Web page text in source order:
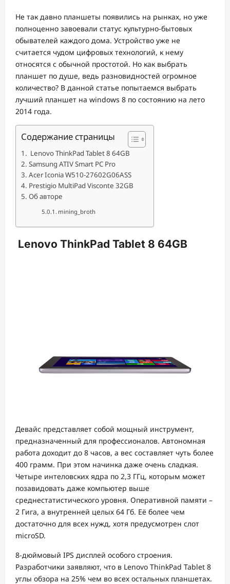
Не так давно планшеты появились на рынках, но уже
полноценно завоевали статус культурно-бытовых
обывателей каждого дома. Устройство уже не
считается чудом цифровых технологий, к нему
относятся с обычной простотой. Но как выбрать
планшет по душе, ведь разновидностей огромное
количество? В данной статье попытаемся выбрать
лучший планшет на windows 8 по состоянию на лето
2014 года.
Содержание страницы
Lenovo ThinkPad Tablet 8 64GB
Samsung ATIV Smart PC Pro
Acer Iconia W510-27602G06ASS
Prestigio MultiPad Visconte 32GB
Об авторе
mining_broth
Lenovo ThinkPad Tablet 8 64GB
Девайс представляет собой мощный инструмент,
предназначенный для профессионалов. Автономная
работа доходит до 8 часов, а вес составляет чуть более
400 грамм. При этом начинка даже очень сладкая.
Четыре интеловских ядра по 2,3 ГГц, которым может
позавидовать даже компьютер выше
среднестатистического уровня. Оперативной памяти –
2 Гига, а внутренней целых 64 Гб. Её более чем
достаточно для всех нужд, хотя предусмотрен слот
microSD.
8-дюймовый IPS дисплей особого строения.
Разработчики заявляют, что в Lenovo ThinkPad Tablet 8
углы обзора на 25% чем во всех остальных планшетах.